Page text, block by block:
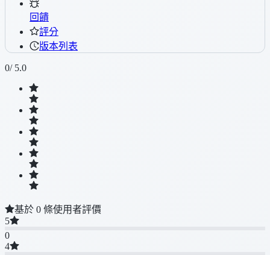
回饋
評分
版本列表
0/ 5.0
基於 0 條使用者評價
5
0
4